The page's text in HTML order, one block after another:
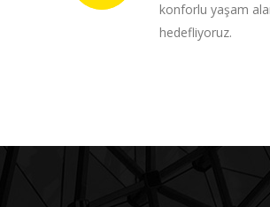
konforlu yaşam
hedefliyoruz.